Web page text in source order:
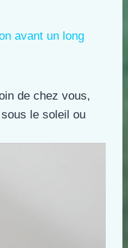
avant un long
de chez vous,
le soleil ou